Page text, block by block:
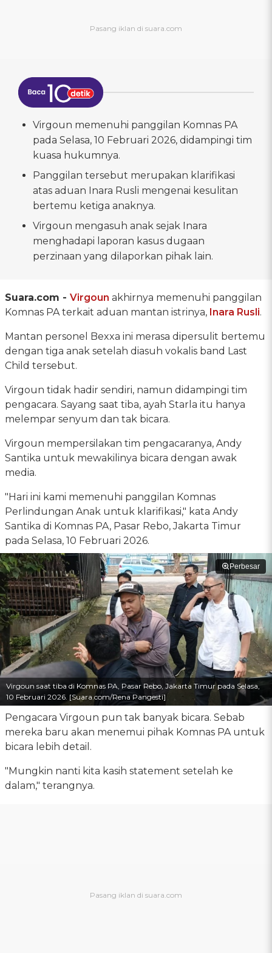
Virgoun memenuhi panggilan Komnas PA
pada Selasa, 10 Februari 2026, didampingi tim
kuasa hukumnya.
Panggilan tersebut merupakan klarifikasi
atas aduan Inara Rusli mengenai kesulitan
bertemu ketiga anaknya.
Virgoun mengasuh anak sejak Inara
menghadapi laporan kasus dugaan
perzinaan yang dilaporkan pihak lain.
Suara.com - Virgoun akhirnya memenuhi panggilan
Komnas PA terkait aduan mantan istrinya, Inara Rusli.
Mantan personel Bexxa ini merasa dipersulit bertemu
dengan tiga anak setelah diasuh vokalis band Last
Child tersebut.
Virgoun tidak hadir sendiri, namun didampingi tim
pengacara. Sayang saat tiba, ayah Starla itu hanya
melempar senyum dan tak bicara.
Virgoun mempersilakan tim pengacaranya, Andy
Santika untuk mewakilinya bicara dengan awak
media.
"Hari ini kami memenuhi panggilan Komnas
Perlindungan Anak untuk klarifikasi," kata Andy
Santika di Komnas PA, Pasar Rebo, Jakarta Timur
pada Selasa, 10 Februari 2026.
Perbesar
Virgoun saat tiba di Komnas PA, Pasar Rebo, Jakarta Timur pada Selasa,
10 Februari 2026. [Suara.com/Rena Pangesti]
Pengacara Virgoun pun tak banyak bicara. Sebab
mereka baru akan menemui pihak Komnas PA untuk
bicara lebih detail.
"Mungkin nanti kita kasih statement setelah ke
dalam," terangnya.